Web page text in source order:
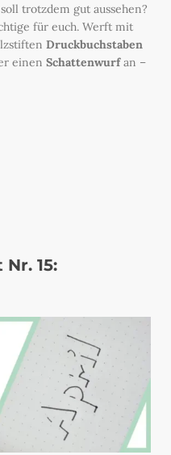
trotzdem gut aussehen?
für euch. Werft mit
Druckbuchstaben
einen Schattenwurfan –
15: